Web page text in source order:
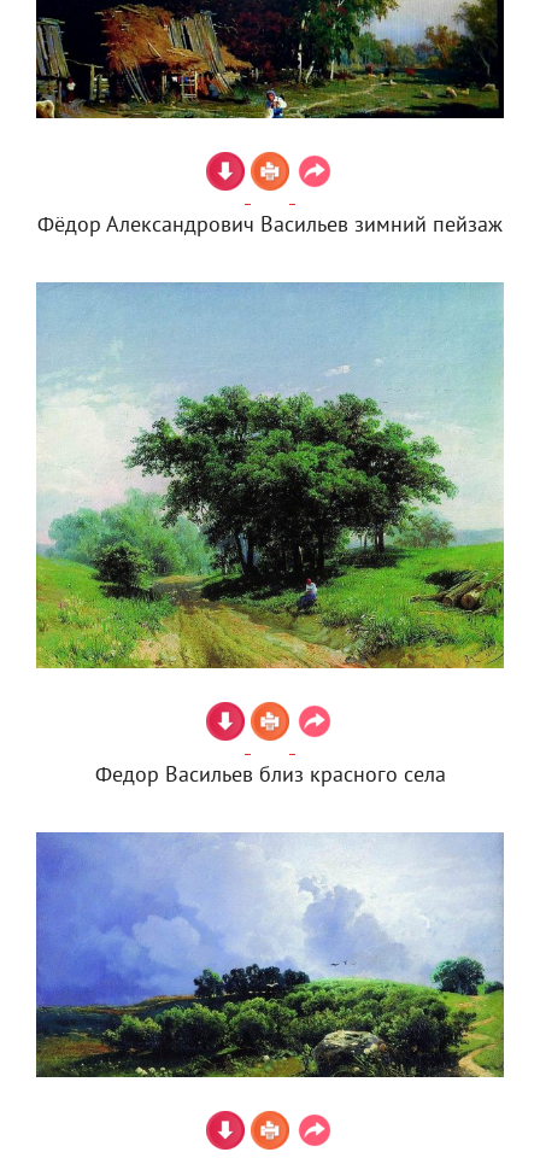
Фёдор Александрович Васильев зимний пейзаж
Федор Васильев близ красного села